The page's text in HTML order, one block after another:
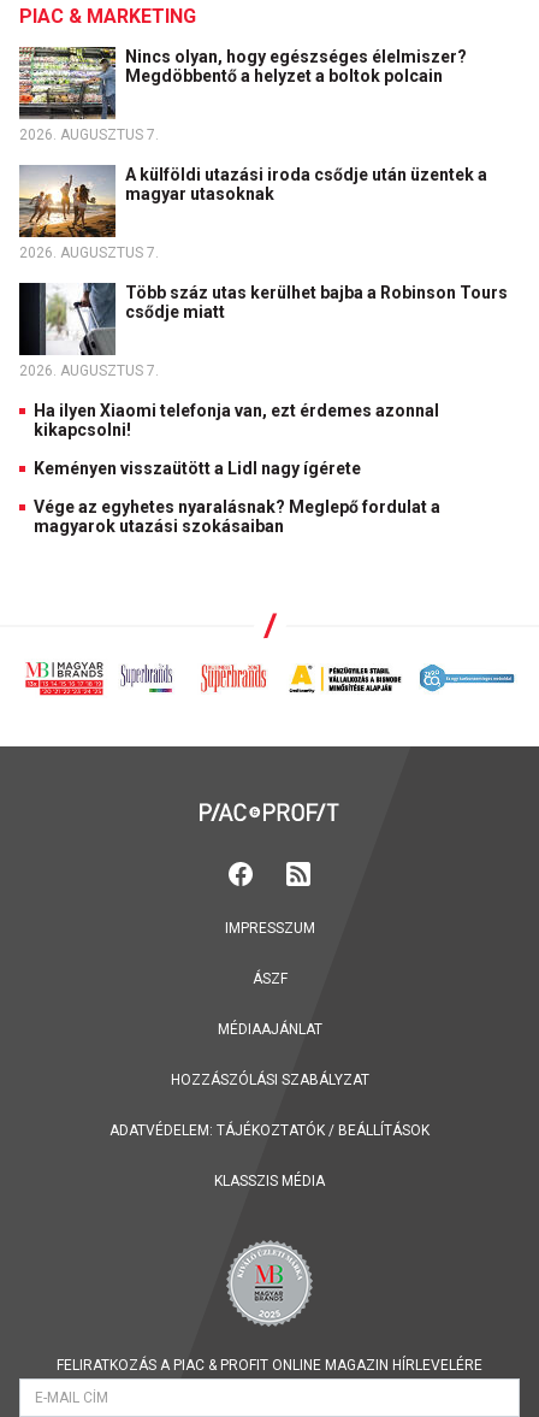
PIAC & MARKETING
Nincs olyan, hogy egészséges élelmiszer?
Megdöbbentő a helyzet a boltok polcain
2026. AUGUSZTUS 7.
A külföldi utazási iroda csődje után üzentek a
magyar utasoknak
2026. AUGUSZTUS 7.
Több száz utas kerülhet bajba a Robinson Tours
csődje miatt
2026. AUGUSZTUS 7.
Ha ilyen Xiaomi telefonja van, ezt érdemes azonnal
kikapcsolni!
Keményen visszaütött a Lidl nagy ígérete
Vége az egyhetes nyaralásnak? Meglepő fordulat a
magyarok utazási szokásaiban
IMPRESSZUM
ÁSZF
MÉDIAAJÁNLAT
HOZZÁSZÓLÁSI SZABÁLYZAT
ADATVÉDELEM: TÁJÉKOZTATÓK / BEÁLLÍTÁSOK
KLASSZIS MÉDIA
FELIRATKOZÁS A PIAC & PROFIT ONLINE MAGAZIN HÍRLEVELÉRE